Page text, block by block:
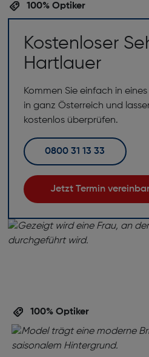
100% Optiker
Kostenloser
Hartlauer
Kommen Sie einfach in
in ganz Österreich und
kostenlos überprüfen.
0800 31 13 33
Jetzt Termin
100% Optiker